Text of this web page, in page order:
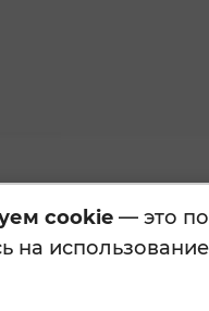
cookie — это
на